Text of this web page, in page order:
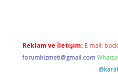
Reklam ve İletişim: E-mail:
forumhizmeti@gmail.com